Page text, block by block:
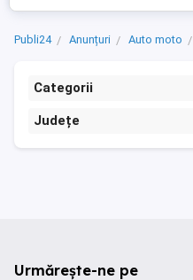
Publi24 Anunțuri Auto moto
Categorii
Județe
Urmărește-ne pe